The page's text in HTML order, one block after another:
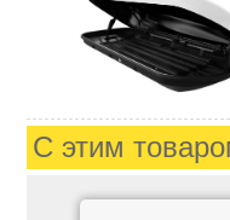
С этим